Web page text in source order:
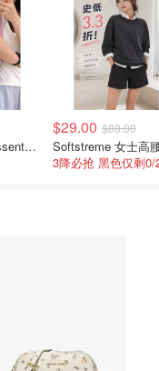
lululemon City Essentials 肩背包 4L
$29.00 $88.00